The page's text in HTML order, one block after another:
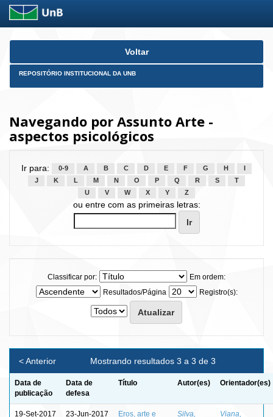
Skip
Voltar
REPOSITÓRIO INSTITUCIONAL DA UNB
Navegando por Assunto Arte -
aspectos psicológicos
Ir para: 0-9 A B C D E F G H
J
K L M N O P Q R S
T
U
V W X Y Z
ou entre com as primeiras letras:
Classificar por:
Em ordem:
Resultados/Página
Registro(s):
Mostrando resultados 3 a 3 de 3
< Anterior
Data de
publicação
Data de
defesa
Título Autor(es) Orientador(es)
19-Set-2017 23-Jun-2017
Eros, arte e
Silva,
Viana,